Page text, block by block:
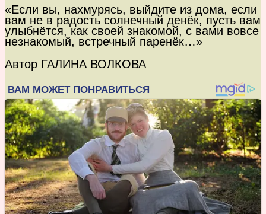
«Если вы, нахмурясь, выйдите из дома, если
вам не в радость солнечный денёк, пусть вам
улыбнётся, как своей знакомой, с вами вовсе
незнакомый, встречный паренёк…»
Автор ГАЛИНА ВОЛКОВА